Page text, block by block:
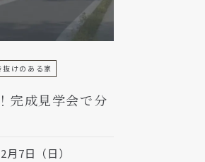
抜けのある家
完成見学会で分
7日（日）